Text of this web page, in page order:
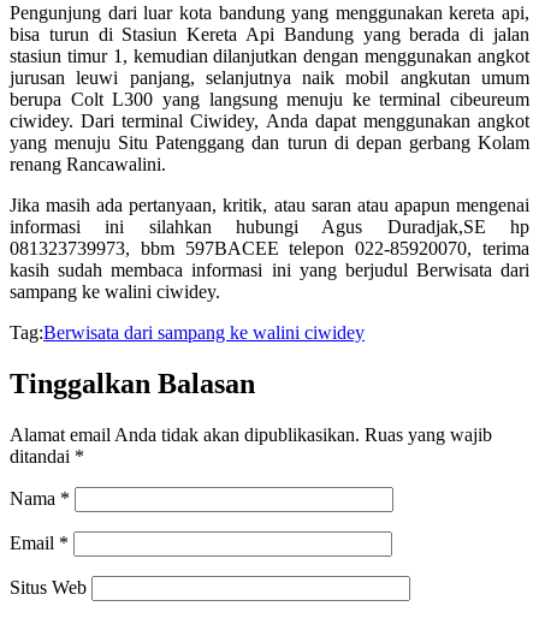
Pengunjung dari luar kota bandung yang menggunakan kereta api,
bisa turun di Stasiun Kereta Api Bandung yang berada di jalan
stasiun timur 1, kemudian dilanjutkan dengan menggunakan angkot
jurusan leuwi panjang, selanjutnya naik mobil angkutan umum
berupa Colt L300 yang langsung menuju ke terminal cibeureum
ciwidey. Dari terminal Ciwidey, Anda dapat menggunakan angkot
yang menuju Situ Patenggang dan turun di depan gerbang Kolam
renang Rancawalini.
Jika masih ada pertanyaan, kritik, atau saran atau apapun mengenai
informasi ini silahkan hubungi Agus Duradjak,SE hp
081323739973, bbm 597BACEE telepon 022-85920070, terima
kasih sudah membaca informasi ini yang berjudul Berwisata dari
sampang ke walini ciwidey.
Tag:Berwisata dari sampang ke walini ciwidey
Tinggalkan Balasan
Alamat email Anda tidak akan dipublikasikan. Ruas yang wajib
ditandai *
Nama *
Email *
Situs Web